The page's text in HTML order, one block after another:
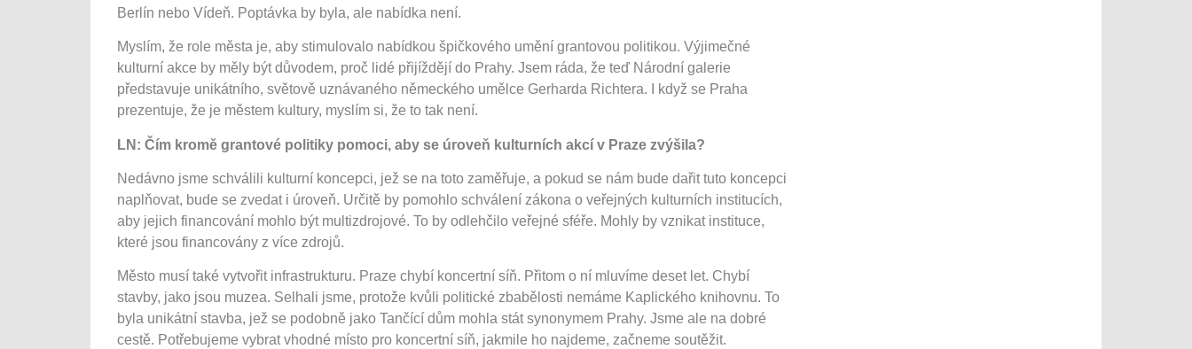
Berlín nebo Vídeň. Poptávka by byla, ale nabídka není.
Myslím, že role města je, aby stimulovalo nabídkou špičkového umění grantovou politikou. Výjimečné
kulturní akce by měly být důvodem, proč lidé přijíždějí do Prahy. Jsem ráda, že teď Národní galerie
představuje unikátního, světově uznávaného německého umělce Gerharda Richtera. I když se Praha
prezentuje, že je městem kultury, myslím si, že to tak není.
LN: Čím kromě grantové politiky pomoci, aby se úroveň kulturních akcí v Praze zvýšila?
Nedávno jsme schválili kulturní koncepci, jež se na toto zaměřuje, a pokud se nám bude dařit tuto koncepci
naplňovat, bude se zvedat i úroveň. Určitě by pomohlo schválení zákona o veřejných kulturních institucích,
aby jejich financování mohlo být multizdrojové. To by odlehčilo veřejné sféře. Mohly by vznikat instituce,
které jsou financovány z více zdrojů.
Město musí také vytvořit infrastrukturu. Praze chybí koncertní síň. Přitom o ní mluvíme deset let. Chybí
stavby, jako jsou muzea. Selhali jsme, protože kvůli politické zbabělosti nemáme Kaplického knihovnu. To
byla unikátní stavba, jež se podobně jako Tančící dům mohla stát synonymem Prahy. Jsme ale na dobré
cestě. Potřebujeme vybrat vhodné místo pro koncertní síň, jakmile ho najdeme, začneme soutěžit.